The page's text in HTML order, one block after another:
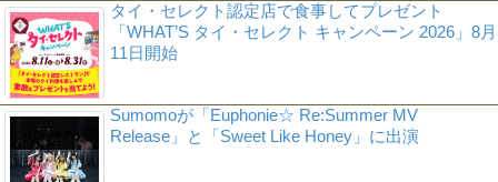
タイ・セレクト認定店で食事してプレゼント
「WHAT’S タイ・セレクト キャンペーン 2026」8月
11日開始
Sumomoが「Euphonie☆ Re:Summer MV
Release」と「Sweet Like Honey」に出演